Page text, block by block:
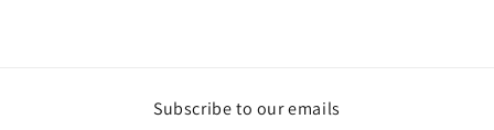
Subscribe to our emails